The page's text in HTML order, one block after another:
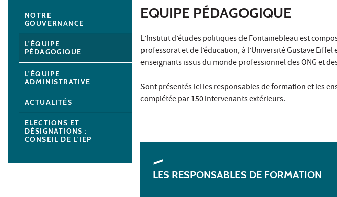
EQUIPE PÉDAGOGIQUE
L’Institut d’études politiques de Fontainebleau est
professorat et de l’éducation, à l’Université Gustave
enseignants issus du monde professionnel des ONG et
Sont présentés ici les responsables de formation et les
complétée par 150 intervenants extérieurs.
LES RESPONSABLES DE FORMATION
NOTRE
GOUVERNANCE
L'ÉQUIPE
PÉDAGOGIQUE
L'ÉQUIPE
ADMINISTRATIVE
ACTUALITÉS
ELECTIONS ET
DÉSIGNATIONS :
CONSEIL DE L'IEP